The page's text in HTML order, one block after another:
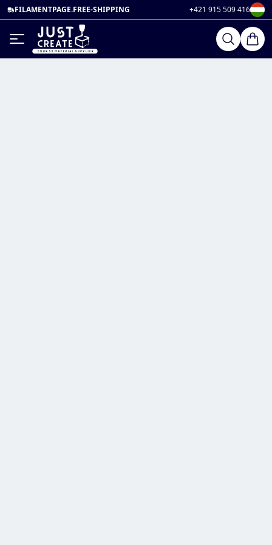
FILAMENTPAGE.FREE-SHIPPING +421 915 509 416